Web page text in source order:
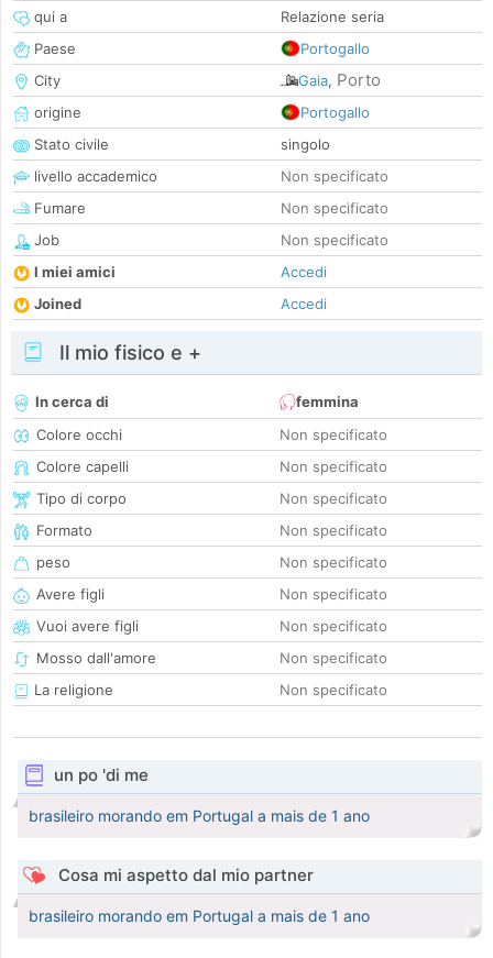
qui a
Relazione seria
Paese
Portogallo
City
Gaia, Porto
origine
Portogallo
Stato civile
singolo
livello accademico
Non specificato
Fumare
Non specificato
Job
Non specificato
I miei amici
Accedi
Joined
Accedi
Il mio fisico e +
In cerca di
femmina
Colore occhi
Non specificato
Colore capelli
Non specificato
Tipo di corpo
Non specificato
Formato
Non specificato
peso
Non specificato
Avere figli
Non specificato
Vuoi avere figli
Non specificato
Mosso dall'amore
Non specificato
La religione
Non specificato
un po 'di me
brasileiro morando em Portugal a mais de 1 ano
Cosa mi aspetto dal mio partner
brasileiro morando em Portugal a mais de 1 ano